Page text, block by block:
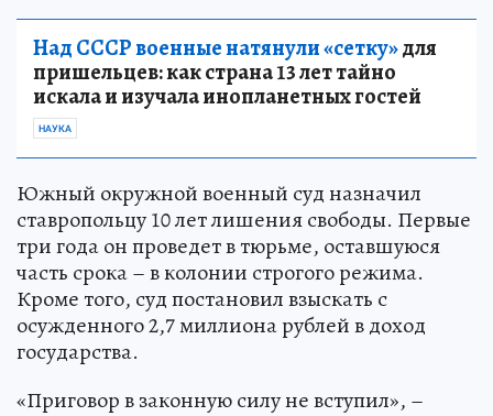
Над СССР военные натянули «сетку»для
пришельцев: как страна 13 лет тайно
искала и изучала инопланетных гостей
НАУКА
Южный окружной военный суд назначил
ставропольцу 10 лет лишения свободы. Первые
три года он проведет в тюрьме, оставшуюся
часть срока – в колонии строгого режима.
Кроме того, суд постановил взыскать с
осужденного 2,7 миллиона рублей в доход
государства.
«Приговор в законную силу не вступил», –